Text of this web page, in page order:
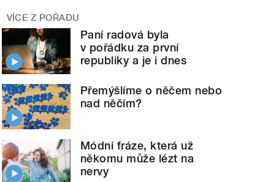
VÍCE Z POŘADU
Paní radová byla
v pořádku za první
republiky a je i dnes
Přemýšlíme o něčem nebo
nad něčím?
Módní fráze, která už
někomu může lézt na
nervy